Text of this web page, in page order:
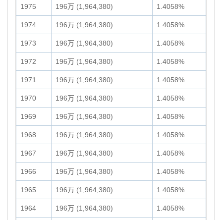
1975 196万 (1,964,380) 1.4058%
1974 196万 (1,964,380) 1.4058%
1973 196万 (1,964,380) 1.4058%
1972 196万 (1,964,380) 1.4058%
1971 196万 (1,964,380) 1.4058%
1970 196万 (1,964,380) 1.4058%
1969 196万 (1,964,380) 1.4058%
1968 196万 (1,964,380) 1.4058%
1967 196万 (1,964,380) 1.4058%
1966 196万 (1,964,380) 1.4058%
1965 196万 (1,964,380) 1.4058%
1964 196万 (1,964,380) 1.4058%